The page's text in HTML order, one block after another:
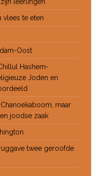
vlees te eten
Oost
Hashem-
Joden en
maar
joodse zaak
twee geroofde